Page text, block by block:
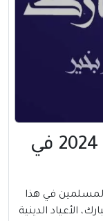
موعد صلاة عيد الأضحى 2024 في
في هذا
الأعياد الدينية